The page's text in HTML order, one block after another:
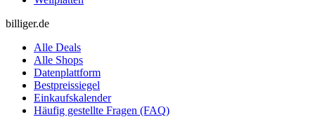
billiger.de
Alle Deals
Alle Shops
Datenplattform
Bestpreissiegel
Einkaufskalender
Häufig gestellte Fragen (FAQ)